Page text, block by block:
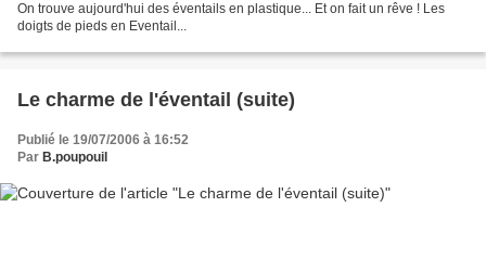
On trouve aujourd'hui des éventails en plastique... Et on fait un rêve ! Les
doigts de pieds en Eventail...
Le charme de l'éventail (suite)
Publié le 19/07/2006 à 16:52
Par B.poupouil